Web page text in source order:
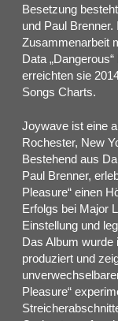
Besetzung
und Paul
Zusammenarbeit
Data
erreichten sie
Songs Charts.
‍Joywave ist eine
Rochester, New
Bestehend aus
Paul Brenner,
Pleasure“ einen
Erfolgs bei Major
Einstellung und
Das Album wurde
produziert und
Pleasure“